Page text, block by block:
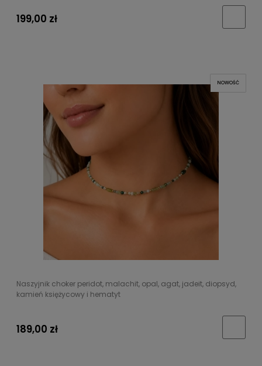
199,00 zł
Naszyjnik choker peridot, malachit, opal, agat, jadeit, diopsyd,
kamień księżycowy i hematyt
189,00 zł
NOWOŚĆ